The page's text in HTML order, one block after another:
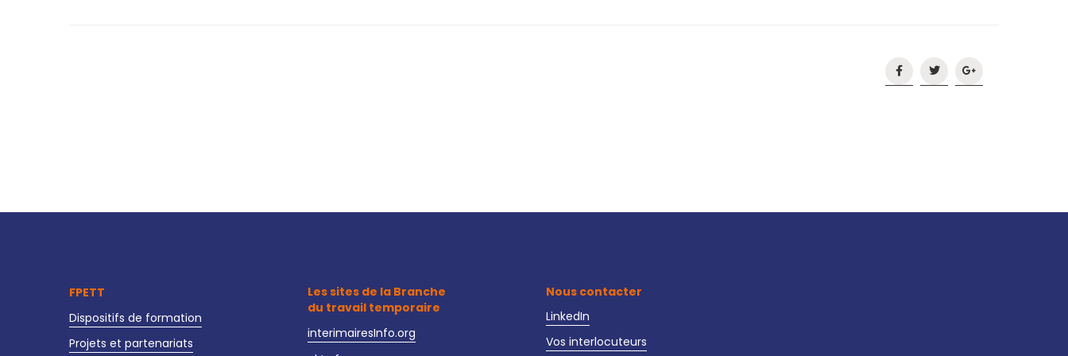
FPETT
Dispositifs de formation
Projets et partenariats
Les sites de la Branche
du travail temporaire
interimairesInfo.org
Nous contacter
LinkedIn
Vos interlocuteurs